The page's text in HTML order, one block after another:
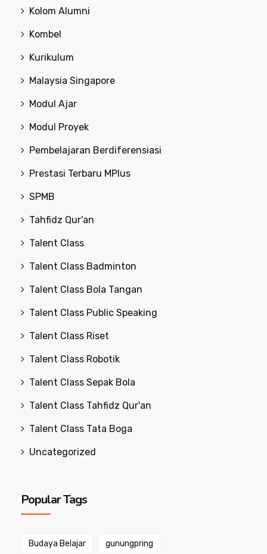
Kolom Alumni
Kombel
Kurikulum
Malaysia Singapore
Modul Ajar
Modul Proyek
Pembelajaran Berdiferensiasi
Prestasi Terbaru MPlus
SPMB
Tahfidz Qur'an
Talent Class
Talent Class Badminton
Talent Class Bola Tangan
Talent Class Public Speaking
Talent Class Riset
Talent Class Robotik
Talent Class Sepak Bola
Talent Class Tahfidz Qur'an
Talent Class Tata Boga
Uncategorized
Popular Tags
Budaya Belajar gunungpring